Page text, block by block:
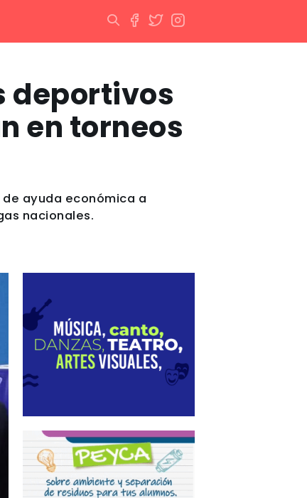
deportivos
en torneos
ayuda económica a
nacionales.